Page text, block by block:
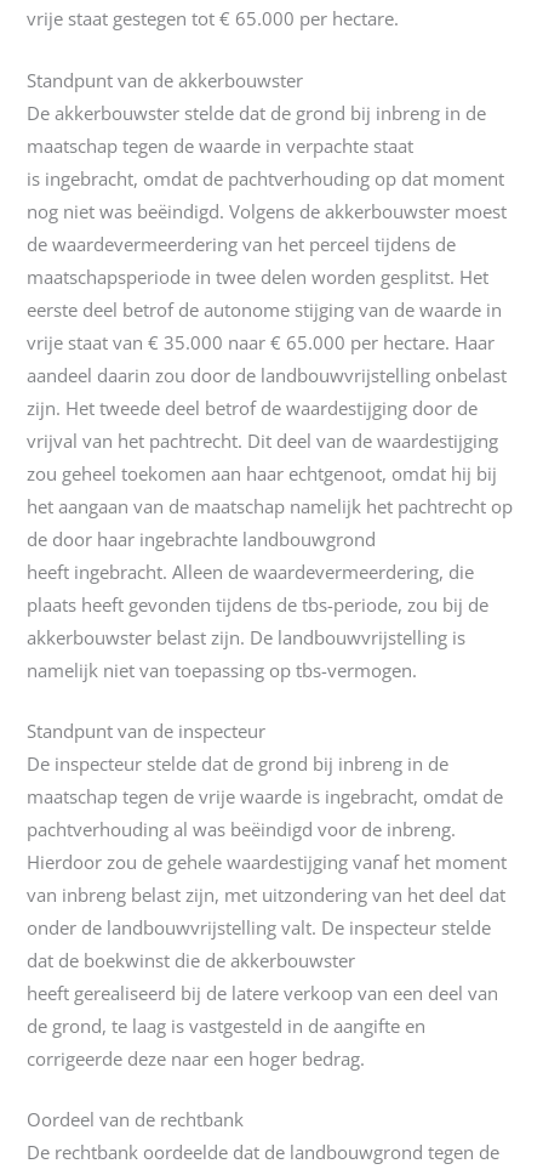
vrije staat gestegen tot € 65.000 per hectare.
Standpunt van de akkerbouwster
De akkerbouwster stelde dat de grond bij inbreng in de
maatschap tegen de waarde in verpachte staat
is ingebracht, omdat de pachtverhouding op dat moment
nog niet was beëindigd. Volgens de akkerbouwster moest
de waardevermeerdering van het perceel tijdens de
maatschapsperiode in twee delen worden gesplitst. Het
eerste deel betrof de autonome stijging van de waarde in
vrije staat van € 35.000 naar € 65.000 per hectare. Haar
aandeel daarin zou door de landbouwvrijstelling onbelast
zijn. Het tweede deel betrof de waardestijging door de
vrijval van het pachtrecht. Dit deel van de waardestijging
zou geheel toekomen aan haar echtgenoot, omdat hij bij
het aangaan van de maatschap namelijk het pachtrecht op
de door haar ingebrachte landbouwgrond
heeft ingebracht. Alleen de waardevermeerdering, die
plaats heeft gevonden tijdens de tbs-periode, zou bij de
akkerbouwster belast zijn. De landbouwvrijstelling is
namelijk niet van toepassing op tbs-vermogen.
Standpunt van de inspecteur
De inspecteur stelde dat de grond bij inbreng in de
maatschap tegen de vrije waarde is ingebracht, omdat de
pachtverhouding al was beëindigd voor de inbreng.
Hierdoor zou de gehele waardestijging vanaf het moment
van inbreng belast zijn, met uitzondering van het deel dat
onder de landbouwvrijstelling valt. De inspecteur stelde
dat de boekwinst die de akkerbouwster
heeft gerealiseerd bij de latere verkoop van een deel van
de grond, te laag is vastgesteld in de aangifte en
corrigeerde deze naar een hoger bedrag.
Oordeel van de rechtbank
De rechtbank oordeelde dat de landbouwgrond tegen de